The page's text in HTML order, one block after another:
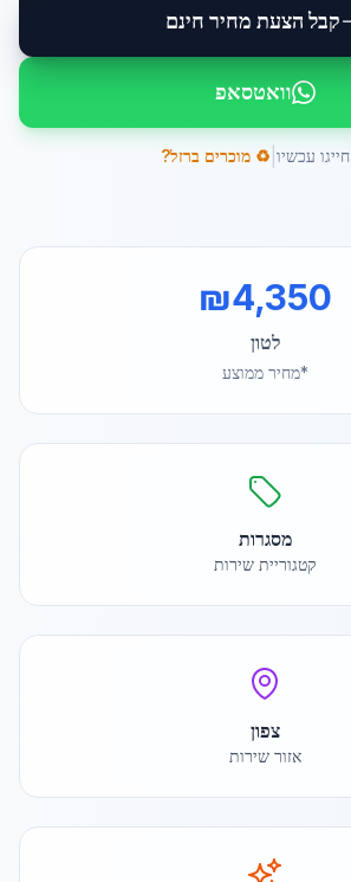
קבל הצעת מחיר חינם
וואטסאפ
חייגו עכשיו ♻️ מוכרים ברזל?
₪4,350
לטון
*מחיר ממוצע
מסגרות
קטגוריית שירות
צפון
אזור שירות